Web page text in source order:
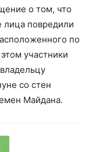
о том, что
лица повредили
по
участники
со стен
Майдана.